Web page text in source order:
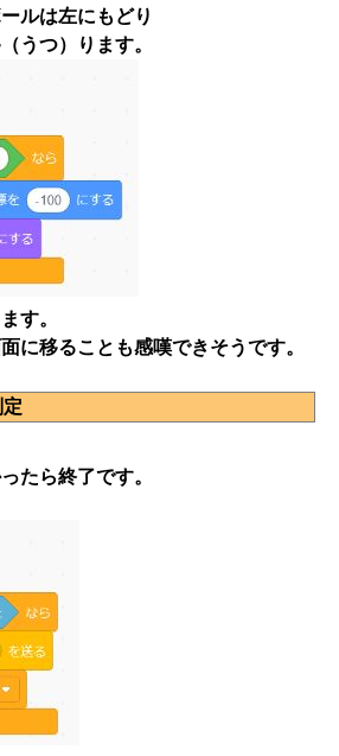
ルは左にもどり
うつ）ります。
す。
に移ることも感嘆できそうです。
たら終了です。